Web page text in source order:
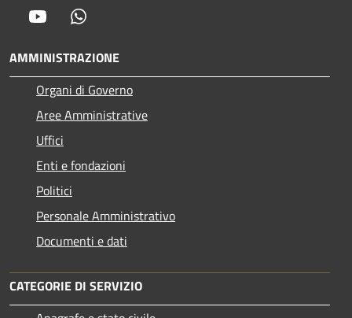
Youtube
AMMINISTRAZIONE
Organi di Governo
Aree Amministrative
Uffici
Enti e fondazioni
Politici
Personale Amministrativo
Documenti e dati
CATEGORIE DI SERVIZIO